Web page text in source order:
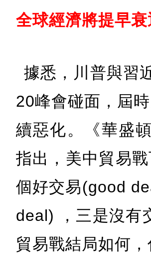
全球經濟將提早
據悉，川普與習
20峰會碰面，屆
續惡化。《華盛
指出，美中貿易
個好交易(good
deal)
，三是沒有
貿易戰結局如何